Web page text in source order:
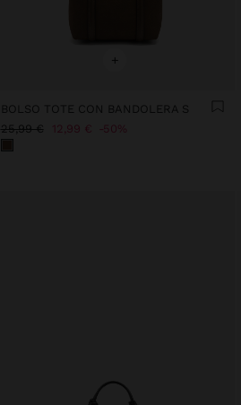
+
BOLSO TOTE CON BANDOLERA S
25,99 € 12,99 € 50%